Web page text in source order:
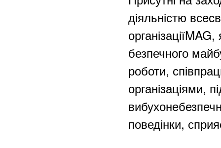
діяльністю
безпечного
роботи,
організаціями,
поведінки,